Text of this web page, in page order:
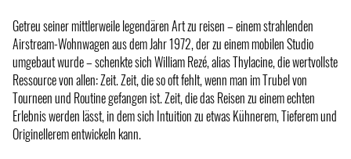
Getreu seiner mittlerweile legendären Art zu reisen – einem strahlenden
Airstream-Wohnwagen aus dem Jahr 1972, der zu einem mobilen Studio
umgebaut wurde – schenkte sich William Rezé, alias Thylacine, die wertvollste
Ressource von allen: Zeit. Zeit, die so oft fehlt, wenn man im Trubel von
Tourneen und Routine gefangen ist. Zeit, die das Reisen zu einem echten
Erlebnis werden lässt, in dem sich Intuition zu etwas Kühnerem, Tieferem und
Originellerem entwickeln kann.